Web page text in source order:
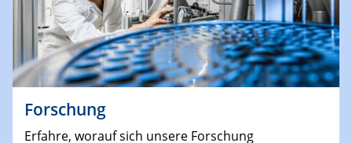
Forschung
Erfahre, worauf sich unsere Forschung